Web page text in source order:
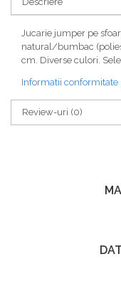
Jucarie jumper pe
natural/bumbac
cm. Diverse culori.
Informatii conformitate
Review-uri (0)